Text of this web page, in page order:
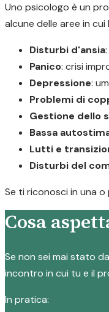
Uno psicologo è un
alcune delle aree in
Disturbi d'ansia
Panico: crisi
Depressione:
Problemi di
Gestione dello
Bassa
Lutti e
Disturbi del
Se ti riconosci in una
Cosa
Se non sei mai stato
incontro in cui tu e il
In pratica: